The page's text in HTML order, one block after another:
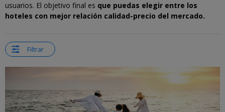
usuarios. El objetivo final es que puedas elegir entre los
hoteles con mejor relación calidad-precio del mercado.
Filtrar